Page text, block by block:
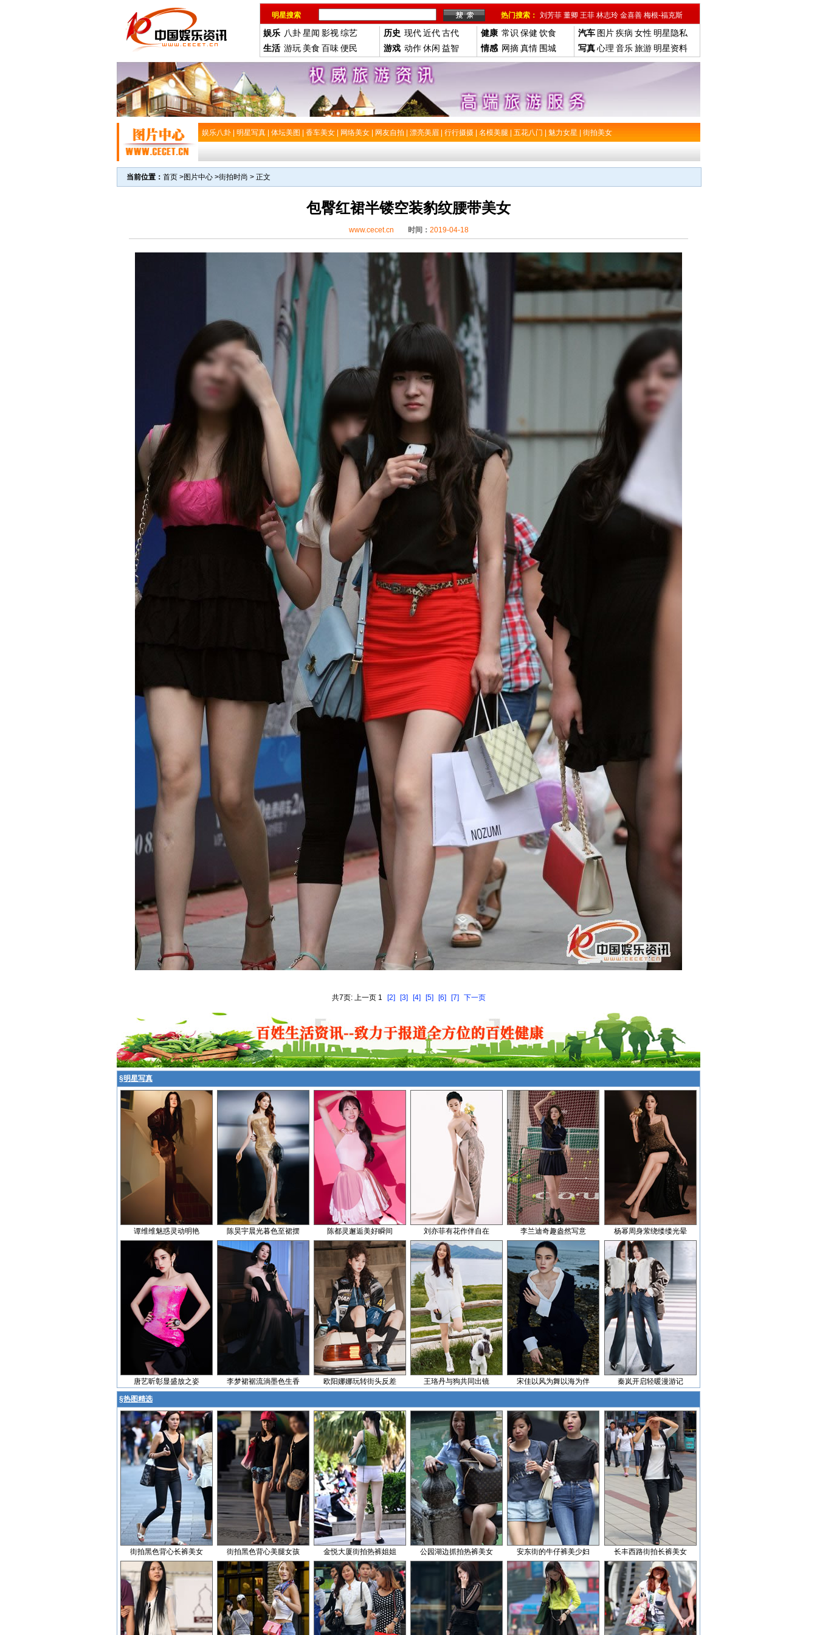
明星搜索 热门搜索： 刘芳菲 董卿 王菲 林志玲 金喜善 梅根-福克斯
娱乐 八卦星闻 影视综艺
生活 游玩 美食 百味便民
历史 现代近代古代
游戏 动作休闲 益智
健康 常识 保健 饮食
情感 网摘真情 围城
汽车 图片疾病 女性 明星隐私
写真心理 音乐旅游 明星资料
娱乐八卦 明星写真 体坛美图 香车美女 网络美女 网友自拍 漂亮美眉 行行摄摄 名模美腿 五花八门 魅力女星 街拍美女
当前位置： 首页 >图片中心 >街拍时尚 > 正文
包臀红裙半镂空装豹纹腰带美女
www.cecet.cn 时间： 2019-04-18
共7页: 上一页 1 [2] [3] [4] [5] [6] [7] 下一页
§明星写真
谭维维魅惑灵动明艳 陈昊宇晨光暮色至裙摆 陈都灵邂逅美好瞬间 刘亦菲有花作伴自在 李兰迪奇趣盎然写意 杨幂周身萦绕缕缕光晕
唐艺昕彰显盛放之姿 李梦裙裾流淌墨色生香 欧阳娜娜玩转街头反差 王珞丹与狗共同出镜 宋佳以风为舞以海为伴 秦岚开启轻暖漫游记
§热图精选
街拍黑色背心长裤美女 街拍黑色背心美腿女孩 金悦大厦街拍热裤姐姐 公园湖边抓拍热裤美女 安东街的牛仔裤美少妇 长丰西路街拍长裤美女